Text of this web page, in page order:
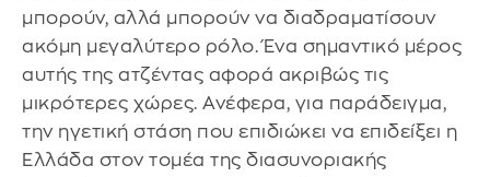
μπορούν, αλλά μπορούν να διαδραματίσουν
ακόμη μεγαλύτερο ρόλο. Ένα σημαντικό μέρος
αυτής της ατζέντας αφορά ακριβώς τις
μικρότερες χώρες. Ανέφερα, για παράδειγμα,
την ηγετική στάση που επιδιώκει να επιδείξει η
Ελλάδα στον τομέα της διασυνοριακής